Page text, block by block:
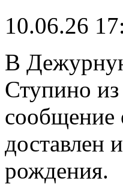
10.06.26
В
Ступино
сообщение
доставлен
рождения.